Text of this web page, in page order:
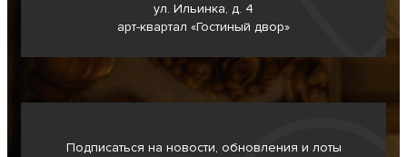
ул. Ильинка, д. 4
арт-квартал «Гостиный двор»
Подписаться на новости, обновления и лоты